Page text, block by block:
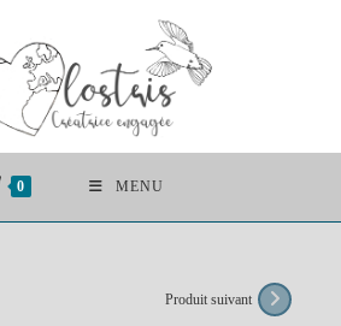
0 MENU
Produit suivant